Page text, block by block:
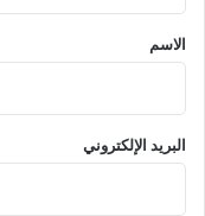
*
الاسم
البريد الإلكتروني